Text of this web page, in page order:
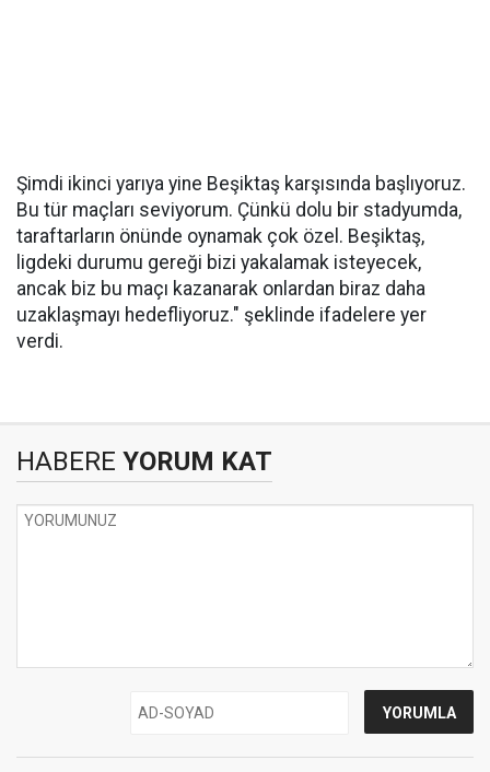
Şimdi ikinci yarıya yine Beşiktaş karşısında başlıyoruz.
Bu tür maçları seviyorum. Çünkü dolu bir stadyumda,
taraftarların önünde oynamak çok özel. Beşiktaş,
ligdeki durumu gereği bizi yakalamak isteyecek,
ancak biz bu maçı kazanarak onlardan biraz daha
uzaklaşmayı hedefliyoruz." şeklinde ifadelere yer
verdi.
HABERE YORUM KAT